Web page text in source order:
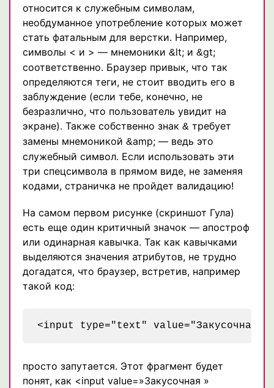
относится к служебным символам,
необдуманное употребление которых может
стать фатальным для верстки. Например,
символы < и > — мнемоники &lt; и &gt;
соответственно. Браузер привык, что так
определяются теги, не стоит вводить его в
заблуждение (если тебе, конечно, не
безразлично, что пользователь увидит на
экране). Также собственно знак & требует
замены мнемоникой &amp; — ведь это
служебный символ. Если использовать эти
три спецсимвола в прямом виде, не заменяя
кодами, страничка не пройдет валидацию!
На самом первом рисунке (скриншот Гула)
есть еще один критичный значок — апостроф
или одинарная кавычка. Так как кавычками
выделяются значения атрибутов, не трудно
догадатся, что браузер, встретив, например
такой код:
просто запутается. Этот фрагмент будет
понят, как <input value=»Закусочная »